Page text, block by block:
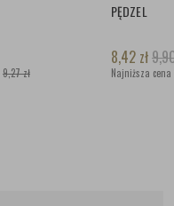
9,27 zł
PĘDZEL
8,42 zł
Najniższa